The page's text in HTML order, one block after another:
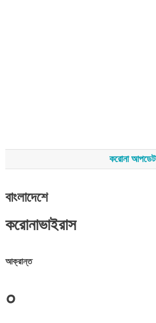
করোনা আপডেট
বাংলাদেশে
করোনাভাইরাস
আক্রান্ত
০